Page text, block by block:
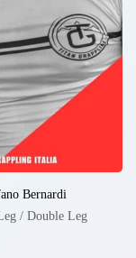
Bernardi
/ Double Leg